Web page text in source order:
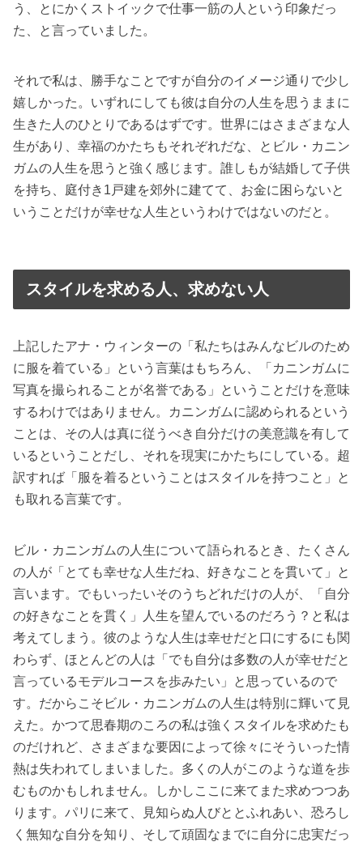
う、とにかくストイックで仕事一筋の人という印象だっ
た、と言っていました。
それで私は、勝手なことですが自分のイメージ通りで少し
嬉しかった。いずれにしても彼は自分の人生を思うままに
生きた人のひとりであるはずです。世界にはさまざまな人
生があり、幸福のかたちもそれぞれだな、とビル・カニン
ガムの人生を思うと強く感じます。誰しもが結婚して子供
を持ち、庭付き1戸建を郊外に建てて、お金に困らないと
いうことだけが幸せな人生というわけではないのだと。
スタイルを求める人、求めない人
上記したアナ・ウィンターの「私たちはみんなビルのため
に服を着ている」という言葉はもちろん、「カニンガムに
写真を撮られることが名誉である」ということだけを意味
するわけではありません。カニンガムに認められるという
ことは、その人は真に従うべき自分だけの美意識を有して
いるということだし、それを現実にかたちにしている。超
訳すれば「服を着るということはスタイルを持つこと」と
も取れる言葉です。
ビル・カニンガムの人生について語られるとき、たくさん
の人が「とても幸せな人生だね、好きなことを貫いて」と
言います。でもいったいそのうちどれだけの人が、「自分
の好きなことを貫く」人生を望んでいるのだろう？と私は
考えてしまう。彼のような人生は幸せだと口にするにも関
わらず、ほとんどの人は「でも自分は多数の人が幸せだと
言っているモデルコースを歩みたい」と思っているので
す。だからこそビル・カニンガムの人生は特別に輝いて見
えた。かつて思春期のころの私は強くスタイルを求めたも
のだけれど、さまざまな要因によって徐々にそういった情
熱は失われてしまいました。多くの人がこのような道を歩
むものかもしれません。しかしここに来てまた求めつつあ
ります。パリに来て、見知らぬ人びととふれあい、恐ろし
く無知な自分を知り、そして頑固なまでに自分に忠実だっ